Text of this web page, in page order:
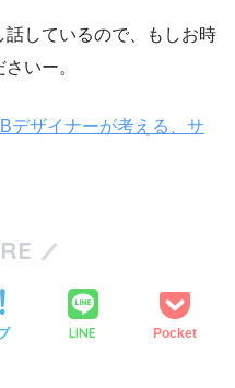
しているので、もしお時
いー。
デザイナーが考える、サ
LINE Pocket